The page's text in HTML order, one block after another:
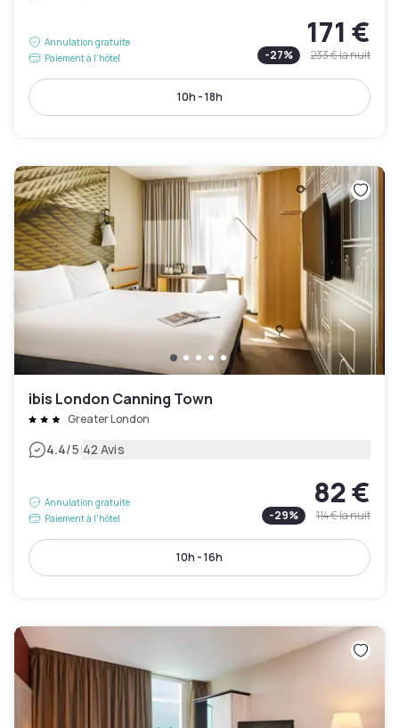
Annulation gratuite
Paiement à l'hôtel
171 €
-27% 233 €la nuit
10h - 18h
ibis London Canning Town
Greater London
4.4/5|42 Avis
Annulation gratuite
Paiement à l'hôtel
82 €
-29% 114 €la nuit
10h - 16h